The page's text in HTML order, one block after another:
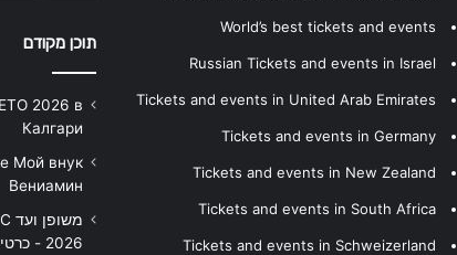
World’s best tickets and events
Russian Tickets and events in Israel
Tickets and events in United Arab Emirates
Tickets and events in Germany
Tickets and events in New Zealand
Tickets and events in South Africa
Tickets and events in Schweizerland
תוכן מקודם
2026 в
Калгари
Мой внук
Вениамин
2026 - כרטיסים ולוח הופעות